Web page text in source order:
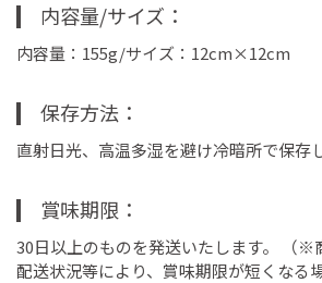
内容量/サイズ
内容量：155g/サイズ：12cm×12cm
保存方法
直射日光、高温多湿を避け冷暗所で保存
賞味期限
30日以上のものを発送いたします。 （※
配送状況等により、賞味期限が短くなる